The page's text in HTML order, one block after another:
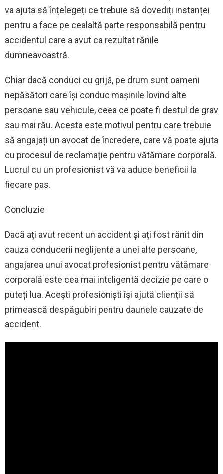
va ajuta să înțelegeți ce trebuie să dovediți instanței
pentru a face pe cealaltă parte responsabilă pentru
accidentul care a avut ca rezultat rănile
dumneavoastră.
Chiar dacă conduci cu grijă, pe drum sunt oameni
nepăsători care își conduc mașinile lovind alte
persoane sau vehicule, ceea ce poate fi destul de grav
sau mai rău. Acesta este motivul pentru care trebuie
să angajați un avocat de încredere, care vă poate ajuta
cu procesul de reclamație pentru vătămare corporală.
Lucrul cu un profesionist vă va aduce beneficii la
fiecare pas.
Concluzie
Dacă ați avut recent un accident și ați fost rănit din
cauza conducerii neglijente a unei alte persoane,
angajarea unui avocat profesionist pentru vătămare
corporală este cea mai inteligentă decizie pe care o
puteți lua. Acești profesioniști își ajută clienții să
primească despăgubiri pentru daunele cauzate de
accident.